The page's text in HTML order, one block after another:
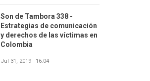
Son de Tambora 338 -
Estrategias de comunicación
y derechos de las víctimas en
Colombia
Jul 31, 2019 - 16:04